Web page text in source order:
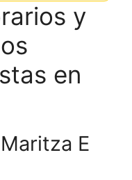
y
en
E